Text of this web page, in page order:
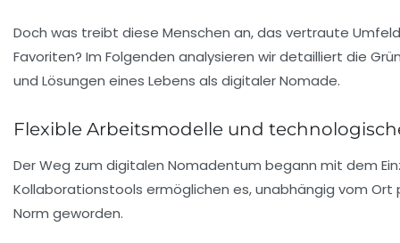
Doch was treibt diese Menschen an, das vertraute
Favoriten? Im Folgenden analysieren wir detailliert die
und Lösungen eines Lebens als digitaler Nomade.
Flexible Arbeitsmodelle und
Der Weg zum digitalen Nomadentum begann mit dem
Kollaborationstools ermöglichen es, unabhängig vom
Norm geworden.